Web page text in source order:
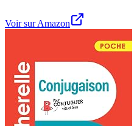
Voir sur Amazon